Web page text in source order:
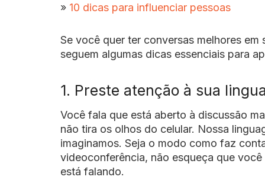
» 10 dicas para influenciar pessoas
Se você quer ter conversas melhores
seguem algumas dicas essenciais para
1. Preste atenção à sua
Você fala que está aberto à discussão
não tira os olhos do celular. Nossa
imaginamos. Seja o modo como faz
videoconferência, não esqueça que
está falando.